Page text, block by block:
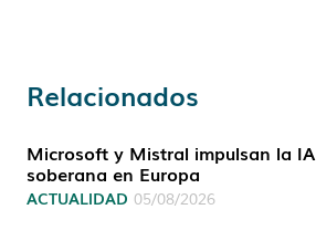
Relacionados
Microsoft y Mistral impulsan la IA
soberana en Europa
ACTUALIDAD 05/08/2026